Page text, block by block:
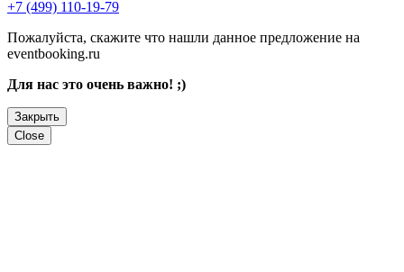
+7 (499) 110-19-79
Пожалуйста, скажите что нашли данное предложение на
eventbooking.ru
Для нас это очень важно! ;)
Закрыть
Close